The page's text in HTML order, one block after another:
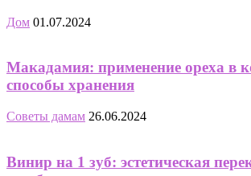
Дом 01.07.2024
Макадамия: применение ореха в
способы хранения
Советы дамам 26.06.2024
Винир на 1 зуб: эстетическая